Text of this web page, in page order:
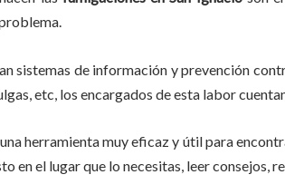
sistemas de información y prevención
etc, los encargados de esta labor
herramienta muy eficaz y útil para
en el lugar que lo necesitas, leer consejos,